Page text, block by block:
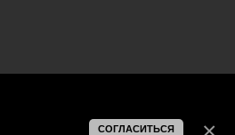
СОГЛАСИТЬСЯ